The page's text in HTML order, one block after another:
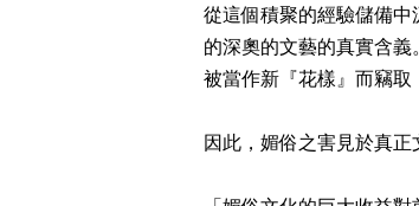
從這個積聚的經驗儲備
的深奧的文藝的真實含
被當作新『花樣』而竊取
因此，媚俗之害見於真正